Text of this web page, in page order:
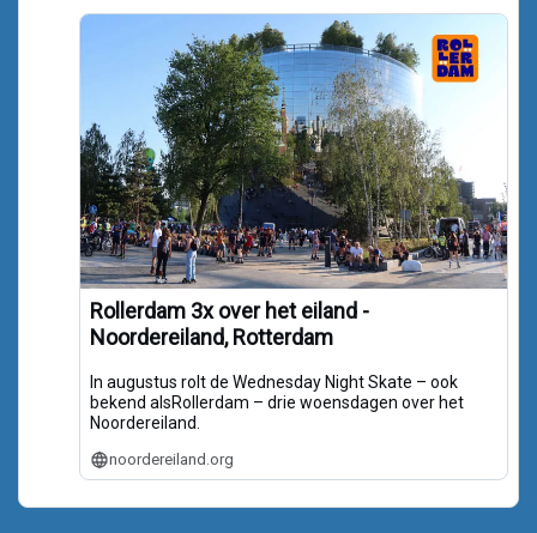
Rollerdam 3x over het eiland -
Noordereiland, Rotterdam
In augustus rolt de Wednesday Night Skate – ook
bekend alsRollerdam – drie woensdagen over het
Noordereiland.
noordereiland.org